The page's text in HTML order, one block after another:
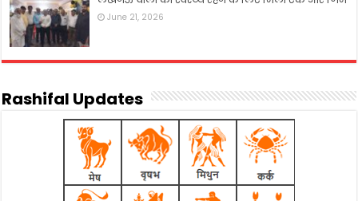
June 21, 2026
Rashifal Updates